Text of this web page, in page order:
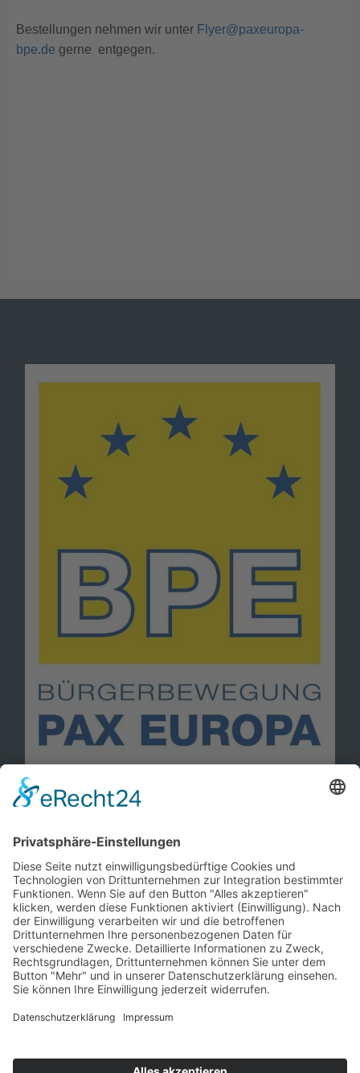
Bestellungen nehmen wir unter Flyer@paxeuropa-
bpe.de gerne entgegen.
Kontakt
Mitglied werden!
Impressum
Datenschutz
Copyright 2023. All rights reserved.